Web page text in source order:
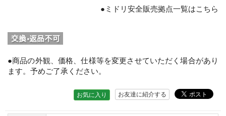
●ミドリ安全販売拠点一覧はこちら
●商品の外観、価格、仕様等を変更させていただく場合があり
ます。予めご了承ください。
お友達に紹介する
お気に入り